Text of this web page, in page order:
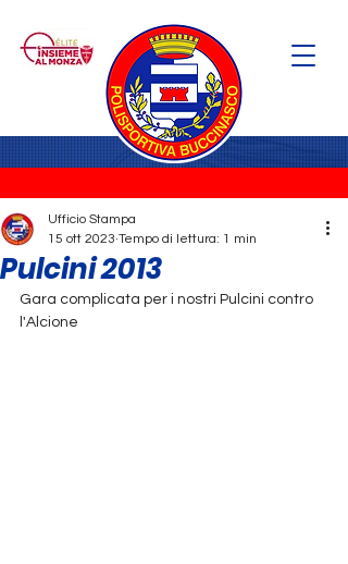
Pulcini 2013
Ufficio Stampa
15 ott 2023 Tempo di lettura: 1 min
Gara complicata per i nostri Pulcini contro
l'Alcione